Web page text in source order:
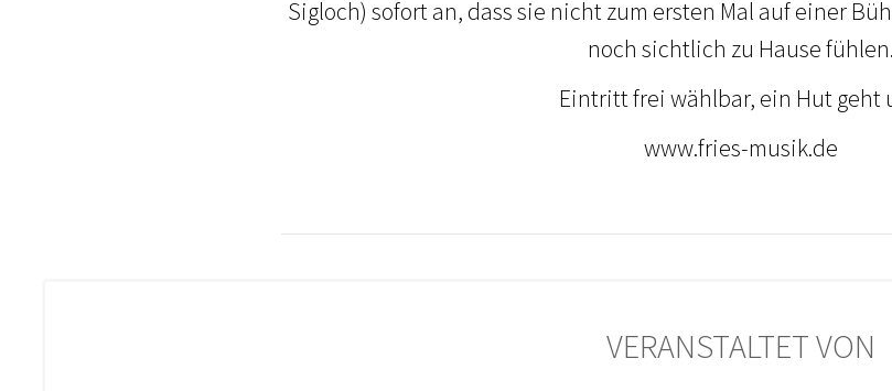
Sigloch) sofort an, dass sie nicht zum ersten Mal auf einer
noch sichtlich zu Hause fühlen.
Eintritt frei wählbar, ein Hut geht
www.fries-musik.de
VERANSTALTET VON